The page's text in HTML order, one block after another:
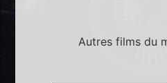
Autres films du